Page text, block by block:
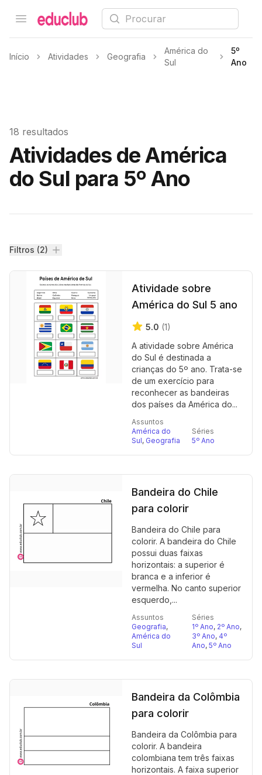
Open menu
Educlub Procurar
Início Atividades Geografia
América do
Sul
5º
Ano
18 resultados
Atividades de América
do Sul para 5º Ano
Filtros
Filtros (2)
Atividade sobre
América do Sul 5 ano
5.0 (1)
A atividade sobre América
do Sul é destinada a
crianças do 5º ano. Trata-se
de um exercício para
reconhecer as bandeiras
dos países da América do...
Assuntos
América do
Sul, Geografia
Séries
5º Ano
Bandeira do Chile
para colorir
Bandeira do Chile para
colorir. A bandeira do Chile
possui duas faixas
horizontais: a superior é
branca e a inferior é
vermelha. No canto superior
esquerdo,...
Assuntos
Geografia,
América do
Sul
Séries
1º Ano, 2º Ano,
3º Ano, 4º
Ano, 5º Ano
Bandeira da Colômbia
para colorir
Bandeira da Colômbia para
colorir. A bandeira
colombiana tem três faixas
horizontais. A faixa superior